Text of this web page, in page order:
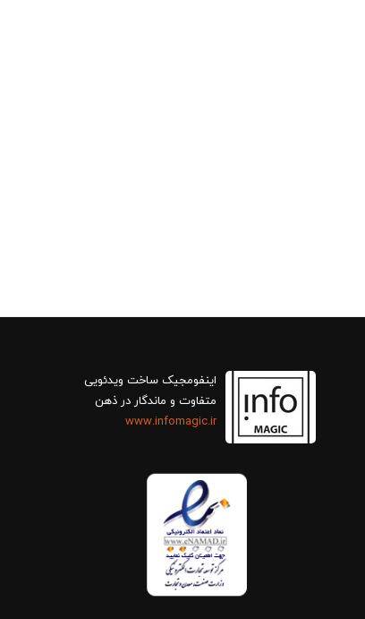
اینفومجیک ساخت ویدئویی
متفاوت و ماندگار در ذهن
www.infomagic.ir